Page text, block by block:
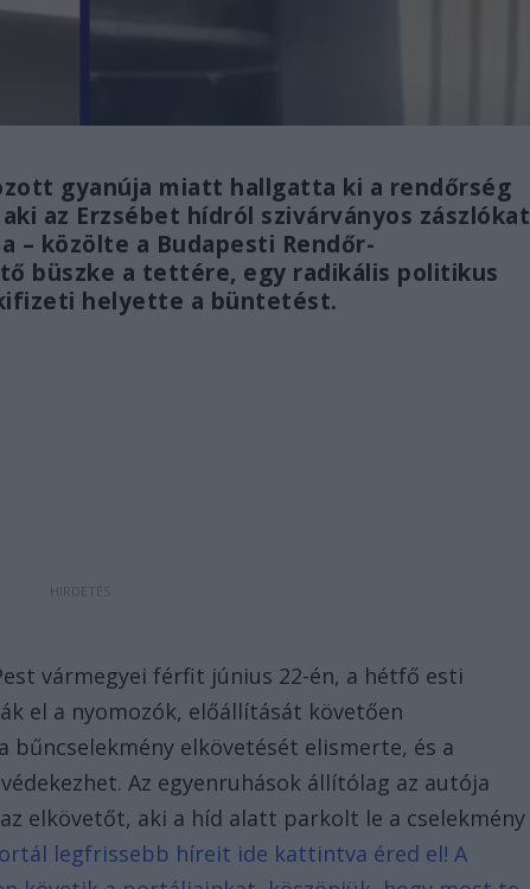
gyanúja miatt hallgatta ki a rendőrség
az Erzsébet hídról szivárványos zászlókat
– közölte a Budapesti Rendőr-
büszke a tettére, egy radikális politikus
helyette a büntetést.
vármegyei férfit június 22-én, a hétfő esti
el a nyomozók, előállítását követően
elkövetését elismerte, és a
Az egyenruhások állítólag az autója
elkövetőt, aki a híd alatt parkolt le a cselekmény
legfrissebb híreit ide kattintva éred el! A